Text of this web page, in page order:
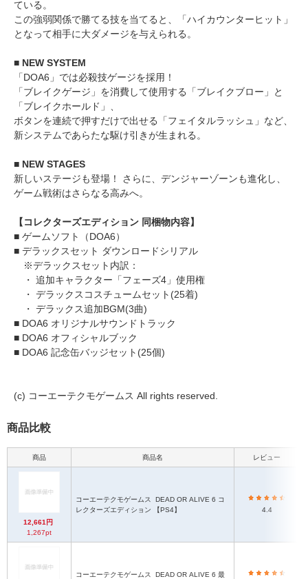
ている。
この強弱関係で勝てる技を当てると、「ハイカウンターヒット」
となって相手に大ダメージを与えられる。
■ NEW SYSTEM
「DOA6」では必殺技ゲージを採用！
「ブレイクゲージ」を消費して使用する「ブレイクブロー」と
「ブレイクホールド」、
ボタンを連続で押すだけで出せる「フェイタルラッシュ」など、
新システムであらたな駆け引きが生まれる。
■ NEW STAGES
新しいステージも登場！ さらに、デンジャーゾーンも進化し、
ゲーム戦術はさらなる高みへ。
【コレクターズエディション 同梱物内容】
■ ゲームソフト（DOA6）
■ デラックスセット ダウンロードシリアル
※デラックスセット内訳：
・ 追加キャラクター「フェーズ4」使用権
・ デラックスコスチュームセット(25着)
・ デラックス追加BGM(3曲)
■ DOA6 オリジナルサウンドトラック
■ DOA6 オフィシャルブック
■ DOA6 記念缶バッジセット(25個)
(c) コーエーテクモゲームス All rights reserved.
商品比較
商品 商品名 レビュー
12,661円
1,267pt
コーエーテクモゲームス
レクターズエディション 【PS4】
4.4
コーエーテクモゲームス